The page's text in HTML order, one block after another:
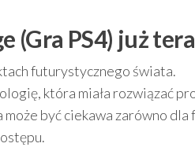
(Gra PS4) już
futurystycznego świata.
która miała rozwiązać
być ciekawa zarówno dla